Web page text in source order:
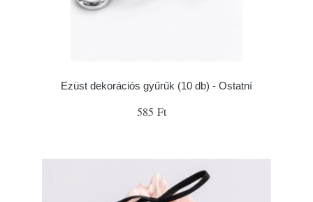
Ezüst dekorációs gyűrűk (10 db) - Ostatní
585 Ft